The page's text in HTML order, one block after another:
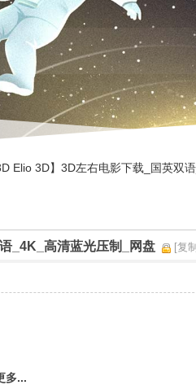
Elio 3D】3D左右电影下载_国英双语
_4K_高清蓝光压制_网盘 [复
多...